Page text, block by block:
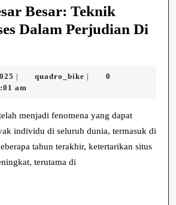
Number
Besar: Teknik
Dalam Perjudian Di
October
29,
| quadro_bike quadro_bike
|
0
am
menjadi fenomena yang dapat
individu di seluruh dunia, termasuk di
tahun terakhir, ketertarikan situs
terutama di